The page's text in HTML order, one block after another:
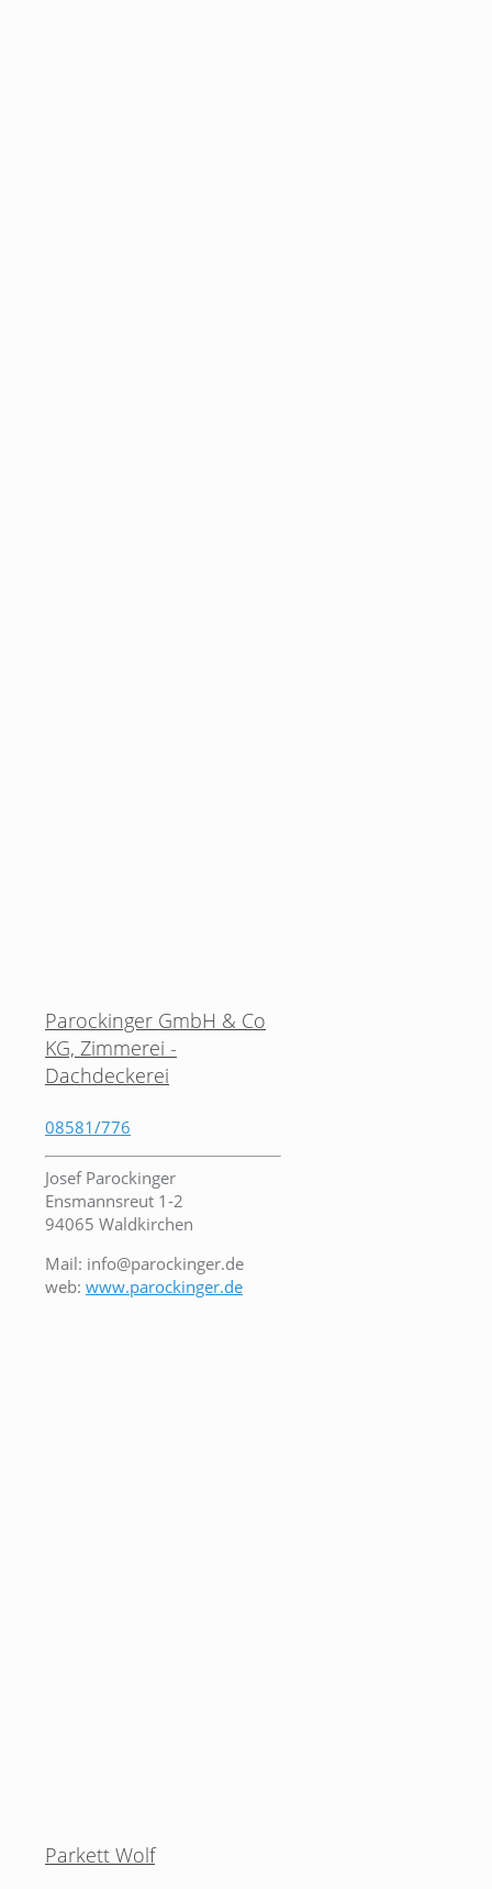
Parockinger GmbH & Co
KG, Zimmerei -
Dachdeckerei
08581/776
Josef Parockinger
Ensmannsreut 1-2
94065 Waldkirchen
Mail: info@parockinger.de
web: www.parockinger.de
Parkett Wolf